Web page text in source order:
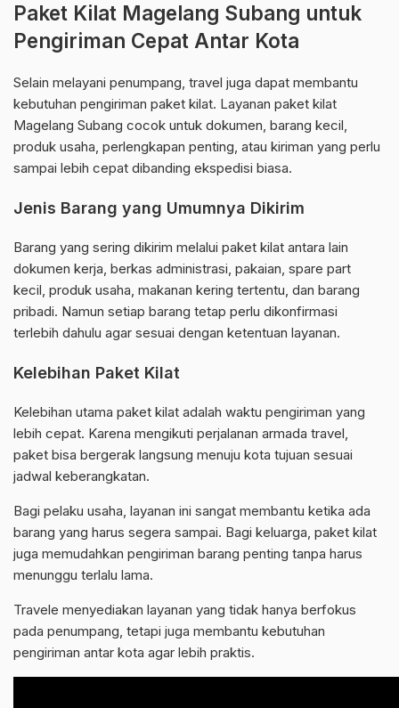
Paket Kilat Magelang Subang untuk
Pengiriman Cepat Antar Kota
Selain melayani penumpang, travel juga dapat membantu
kebutuhan pengiriman paket kilat. Layanan paket kilat
Magelang Subang cocok untuk dokumen, barang kecil,
produk usaha, perlengkapan penting, atau kiriman yang perlu
sampai lebih cepat dibanding ekspedisi biasa.
Jenis Barang yang Umumnya Dikirim
Barang yang sering dikirim melalui paket kilat antara lain
dokumen kerja, berkas administrasi, pakaian, spare part
kecil, produk usaha, makanan kering tertentu, dan barang
pribadi. Namun setiap barang tetap perlu dikonfirmasi
terlebih dahulu agar sesuai dengan ketentuan layanan.
Kelebihan Paket Kilat
Kelebihan utama paket kilat adalah waktu pengiriman yang
lebih cepat. Karena mengikuti perjalanan armada travel,
paket bisa bergerak langsung menuju kota tujuan sesuai
jadwal keberangkatan.
Bagi pelaku usaha, layanan ini sangat membantu ketika ada
barang yang harus segera sampai. Bagi keluarga, paket kilat
juga memudahkan pengiriman barang penting tanpa harus
menunggu terlalu lama.
Travele menyediakan layanan yang tidak hanya berfokus
pada penumpang, tetapi juga membantu kebutuhan
pengiriman antar kota agar lebih praktis.